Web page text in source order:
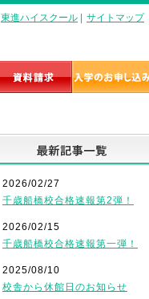
東進ハイスクール サイトマップ
2026/02/27
千歳船橋校合格速報第2弾！
2026/02/15
千歳船橋校合格速報第一弾！
2025/08/10
校舎から休館日のお知らせ